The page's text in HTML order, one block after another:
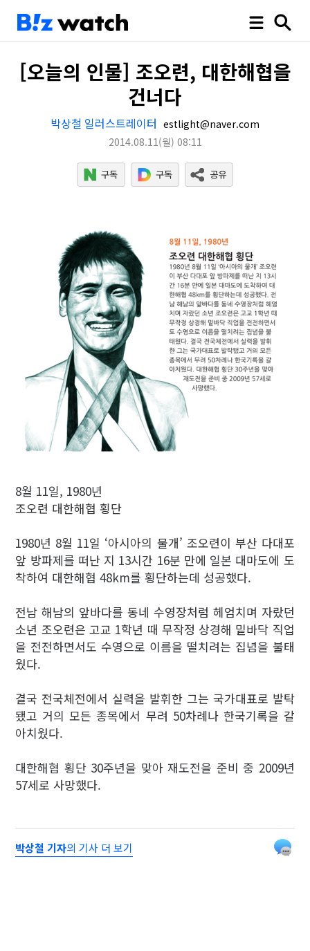
[오늘의 인물] 조오련, 대한해협을
건너다
박상철 일러스트레이터 estlight@naver.com
2014.08.11(월) 08:11
8월 11일, 1980년
조오련 대한해협 횡단
1980년 8월 11일 ‘아시아의 물개’ 조오련이 부산 다대포
앞 방파제를 떠난 지 13시간 16분 만에 일본 대마도에 도
착하여 대한해협 48km를 횡단하는데 성공했다.
전남 해남의 앞바다를 동네 수영장처럼 헤엄치며 자랐던
소년 조오련은 고교 1학년 때 무작정 상경해 밑바닥 직업
을 전전하면서도 수영으로 이름을 떨치려는 집념을 불태
웠다.
결국 전국체전에서 실력을 발휘한 그는 국가대표로 발탁
됐고 거의 모든 종목에서 무려 50차례나 한국기록을 갈
아치웠다.
대한해협 횡단 30주년을 맞아 재도전을 준비 중 2009년
57세로 사망했다.
박상철 기자의 기사 더 보기